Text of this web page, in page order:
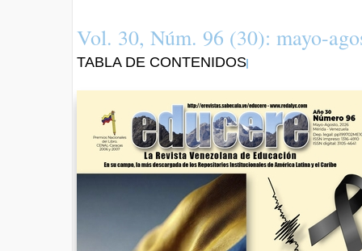
Vol. 30, Núm. 96 (30): mayo-
TABLA DE CONTENIDOS